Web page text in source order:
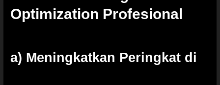
Optimization Profesional
a) Meningkatkan Peringkat di